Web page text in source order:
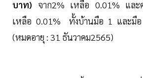
บาท) จาก2% เหลือ 0.01% และ
เหลือ 0.01% ทั้งบ้านมือ 1 และมื
(หมดอายุ : 31 ธันวาคม2565)